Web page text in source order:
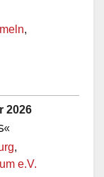
,
2026
,
e.V.